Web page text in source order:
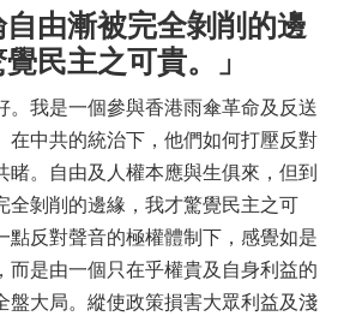
自由漸被完全剝削的邊
民主之可貴。」
。我是一個參與香港雨傘革命及反送
在中共的統治下，他們如何打壓反對
睹。自由及人權本應與生俱來，但到
全剝削的邊緣，我才驚覺民主之可
點反對聲音的極權體制下，感覺如是
而是由一個只在乎權貴及自身利益的
盤大局。縱使政策損害大眾利益及淺